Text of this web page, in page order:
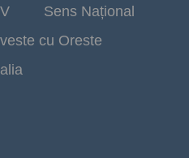
Sens Național
cu Oreste